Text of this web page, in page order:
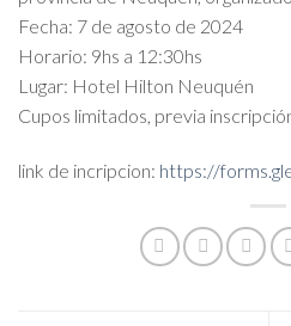
Fecha: 7 de agosto de 2024
Horario: 9hs a 12:30hs
Lugar: Hotel Hilton Neuquén
Cupos limitados, previa
link de incripcion: https://